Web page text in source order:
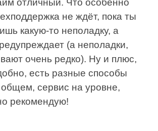
отличный. Что особенно
не ждёт, пока ты
какую‑то неполадку, а
(а неполадки,
очень редко). Ну и плюс,
есть разные способы
сервис на уровне,
рекомендую!